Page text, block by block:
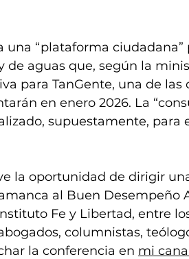
una “plataforma
de aguas que, según la
para TanGente, una de las
en enero 2026. La
supuestamente, para
la oportunidad de dirigir
al Buen Desempeño
Fe y Libertad, entre
columnistas,
la conferencia en mi